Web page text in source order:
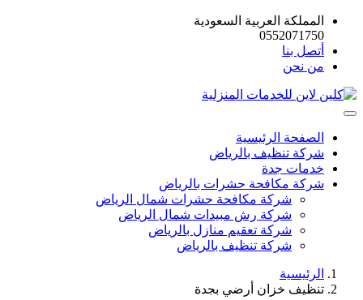
المملكة العربية السعودية
0552071750
أتصل بنا
من نحن
الصفحة الرئيسية
شركة تنظيف بالرياض
خدمات جدة
شركة مكافحة حشرات بالرياض
شركة مكافحة حشرات شمال الرياض
شركة رش مبيدات شمال الرياض
شركة تعقيم منازل بالرياض
شركة تنظيف بالرياض
الرئيسية
تنظيف خزان أرضي بجدة